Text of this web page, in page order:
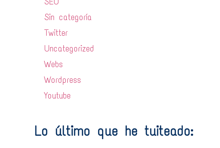
Sin categoría
Twitter
Uncategorized
Webs
Wordpress
Youtube
Lo último que he tuiteado: